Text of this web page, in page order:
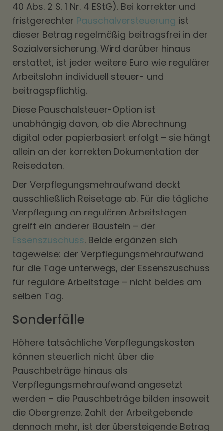
40 Abs. 2 S. 1 Nr. 4 EStG). Bei korrekter und
fristgerechter Pauschalversteuerung ist
dieser Betrag regelmäßig beitragsfrei in der
Sozialversicherung. Wird darüber hinaus
erstattet, ist jeder weitere Euro wie regulärer
Arbeitslohn individuell steuer- und
beitragspflichtig.
Diese Pauschalsteuer-Option ist
unabhängig davon, ob die Abrechnung
digital oder papierbasiert erfolgt – sie hängt
allein an der korrekten Dokumentation der
Reisedaten.
Der Verpflegungsmehraufwand deckt
ausschließlich Reisetage ab. Für die tägliche
Verpflegung an regulären Arbeitstagen
greift ein anderer Baustein – der
Essenszuschuss. Beide ergänzen sich
tageweise: der Verpflegungsmehraufwand
für die Tage unterwegs, der Essenszuschuss
für reguläre Arbeitstage – nicht beides am
selben Tag.
Sonderfälle
Höhere tatsächliche Verpflegungskosten
können steuerlich nicht über die
Pauschbeträge hinaus als
Verpflegungsmehraufwand angesetzt
werden – die Pauschbeträge bilden insoweit
die Obergrenze. Zahlt der Arbeitgebende
dennoch mehr, ist der übersteigende Betrag